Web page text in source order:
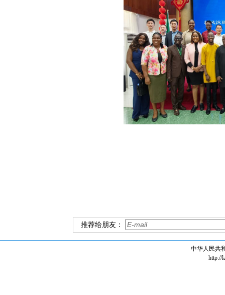
推荐给朋友：
中华人民共
http://